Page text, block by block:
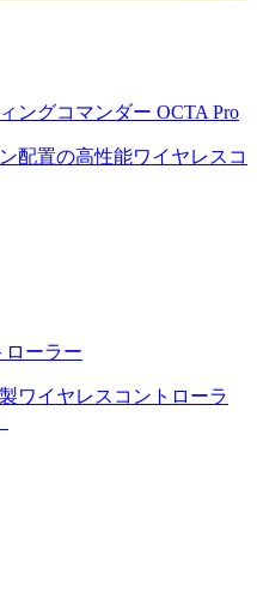
ングコマンダー OCTA Pro
配置の高性能ワイヤレスコ
ローラー
ワイヤレスコントローラ